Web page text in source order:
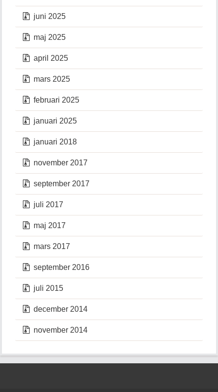
juni 2025
maj 2025
april 2025
mars 2025
februari 2025
januari 2025
januari 2018
november 2017
september 2017
juli 2017
maj 2017
mars 2017
september 2016
juli 2015
december 2014
november 2014